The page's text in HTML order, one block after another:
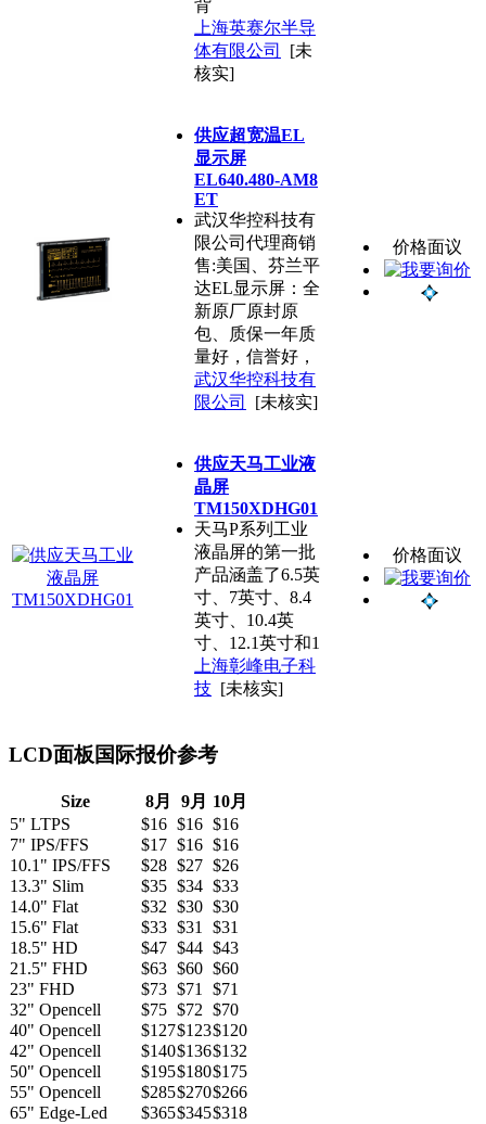
背
上海英赛尔半导
体有限公司
[未
核实]
供应超宽温EL
显示屏
EL640.480-AM8
ET
武汉华控科技有
限公司代理商销
售:美国、芬兰平
达EL显示屏：全
新原厂原封原
包、质保一年质
量好，信誉好，
武汉华控科技有
限公司
[未核实]
价格面议
供应天马工业液
晶屏
TM150XDHG01
天马P系列工业
液晶屏的第一批
产品涵盖了6.5英
寸、7英寸、8.4
英寸、10.4英
寸、12.1英寸和1
上海彰峰电子科
技 [未核实]
价格面议
LCD面板国际报价参考
Size 8月 9月 10月
5" LTPS
$16 $16 $16
7" IPS/FFS
$17 $16 $16
10.1" IPS/FFS
$28 $27 $26
13.3" Slim
$35 $34 $33
14.0" Flat
$32 $30 $30
15.6" Flat
$33 $31
$31
18.5" HD
$47 $44 $43
21.5" FHD
$63 $60 $60
23" FHD
$73 $71
$71
32" Opencell
$75 $72 $70
40" Opencell
$127$123$120
42" Opencell
$140$136$132
50" Opencell
$195$180$175
55" Opencell
$285$270$266
65" Edge-Led
$365$345$318